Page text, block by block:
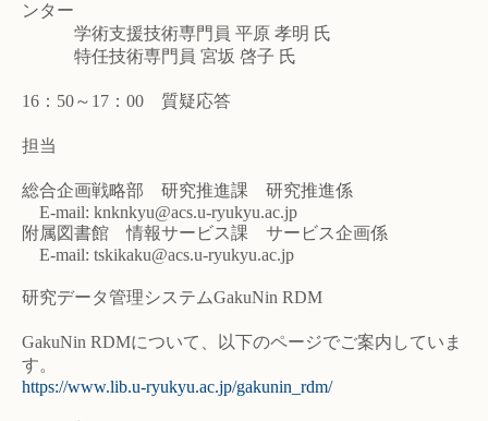
ンター
学術支援技術専門員 平原 孝明 氏
特任技術専門員 宮坂 啓子 氏
16：50～17：00 質疑応答
担当
総合企画戦略部 研究推進課 研究推進係
E-mail: knknkyu@acs.u-ryukyu.ac.jp
附属図書館 情報サービス課 サービス企画係
E-mail: tskikaku@acs.u-ryukyu.ac.jp
研究データ管理システムGakuNin RDM
GakuNin RDMについて、以下のページでご案内していま
す。
https://www.lib.u-ryukyu.ac.jp/gakunin_rdm/